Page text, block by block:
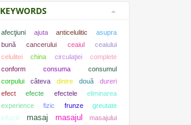
KEYWORDS
afecţiuni ajuta anticelulitic
asupra
bună
cancerului ceaiul
ceaiului
celulitei
china circulaţiei
complete
conform
consuma
consumul
corpului
câteva dintre două
dureri
efect
efecte efectele
eliminarea
experience
fizic frunze
greutate
infuzie
masaj masajul
masajului